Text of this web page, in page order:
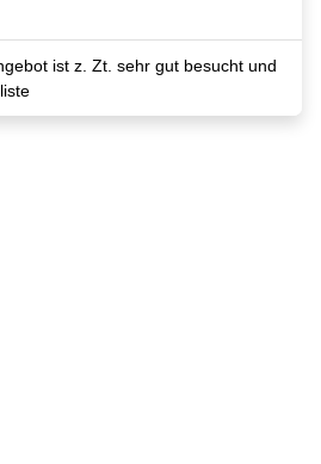
ist z. Zt. sehr gut besucht und